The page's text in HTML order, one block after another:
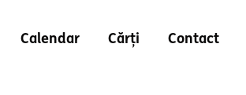
Calendar Cărți Contact